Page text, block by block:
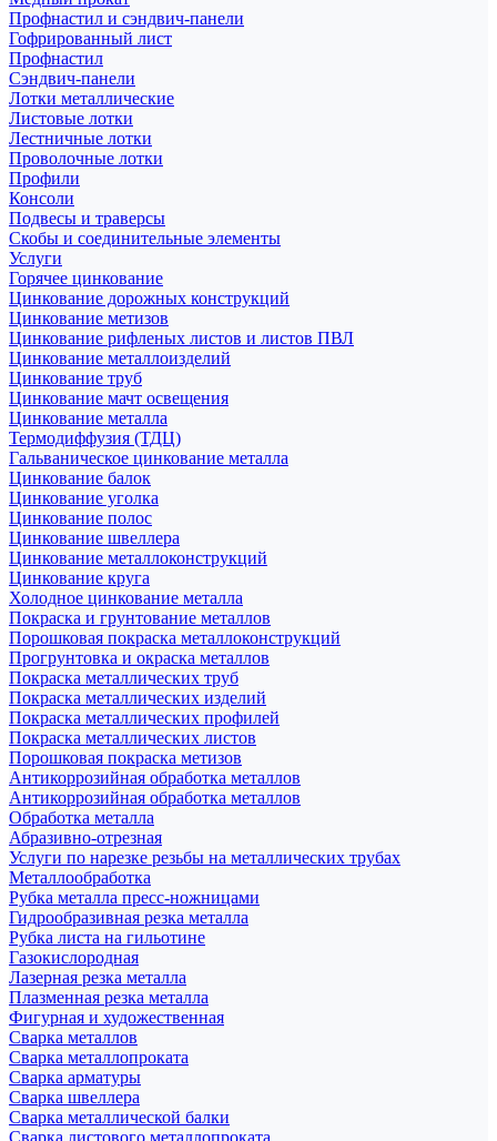
Профнастил и сэндвич-панели
Гофрированный лист
Профнастил
Сэндвич-панели
Лотки металлические
Листовые лотки
Лестничные лотки
Проволочные лотки
Профили
Консоли
Подвесы и траверсы
Скобы и соединительные элементы
Услуги
Горячее цинкование
Цинкование дорожных конструкций
Цинкование метизов
Цинкование рифленых листов и листов ПВЛ
Цинкование металлоизделий
Цинкование труб
Цинкование мачт освещения
Цинкование металла
Термодиффузия (ТДЦ)
Гальваническое цинкование металла
Цинкование балок
Цинкование уголка
Цинкование полос
Цинкование швеллера
Цинкование металлоконструкций
Цинкование круга
Холодное цинкование металла
Покраска и грунтование металлов
Порошковая покраска металлоконструкций
Прогрунтовка и окраска металлов
Покраска металлических труб
Покраска металлических изделий
Покраска металлических профилей
Покраска металлических листов
Порошковая покраска метизов
Антикоррозийная обработка металлов
Антикоррозийная обработка металлов
Обработка металла
Абразивно-отрезная
Услуги по нарезке резьбы на металлических трубах
Металлообработка
Рубка металла пресс-ножницами
Гидрообразивная резка металла
Рубка листа на гильотине
Газокислородная
Лазерная резка металла
Плазменная резка металла
Фигурная и художественная
Сварка металлов
Сварка металлопроката
Сварка арматуры
Сварка швеллера
Сварка металлической балки
Сварка листового металлопроката